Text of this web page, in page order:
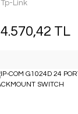
SWITCH
Tp-Link
4.570,42 TL